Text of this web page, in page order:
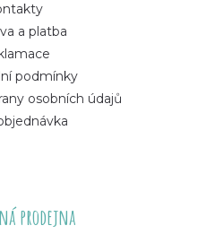
a platba
podmínky
osobních údajů
prodejna